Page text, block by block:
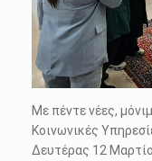
Με πέντε νέες,
Κοινωνικές
Δευτέρας 12